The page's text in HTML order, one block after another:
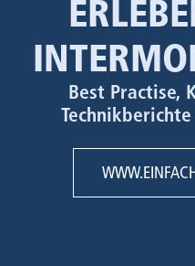
Best Practise,